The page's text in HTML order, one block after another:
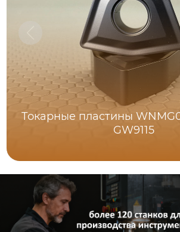
Токарные пластины
GW9115